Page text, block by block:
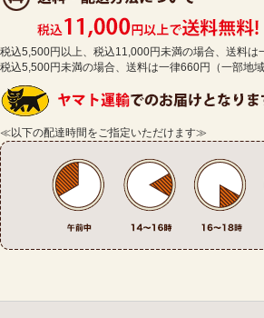
税込5,500円以上、税込11,000円未満の場合、送料は
税込5,500円未満の場合、送料は一律660円（一部地域
≪以下の配達時間をご指定いただけます≫